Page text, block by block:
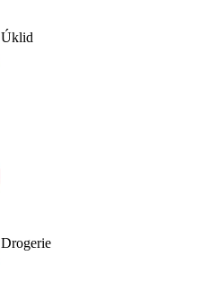
Úklid
Drogerie